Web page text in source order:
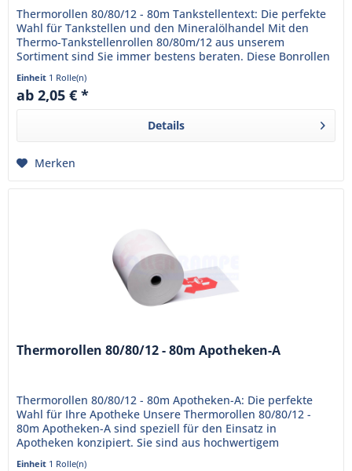
Thermorollen 80/80/12 - 80m Tankstellentext: Die perfekte
Wahl für Tankstellen und den Mineralölhandel Mit den
Thermo-Tankstellenrollen 80/80m/12 aus unserem
Sortiment sind Sie immer bestens beraten. Diese Bonrollen
sind bereits mit...
Einheit 1 Rolle(n)
ab 2,05 € *
Details
Merken
Thermorollen 80/80/12 - 80m Apotheken-A
Thermorollen 80/80/12 - 80m Apotheken-A: Die perfekte
Wahl für Ihre Apotheke Unsere Thermorollen 80/80/12 -
80m Apotheken-A sind speziell für den Einsatz in
Apotheken konzipiert. Sie sind aus hochwertigem
Thermopapier gefertigt und...
Einheit 1 Rolle(n)